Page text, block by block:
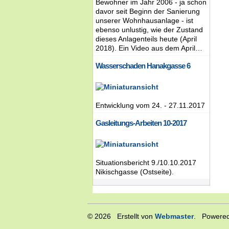
Bewohner im Jahr 2006 - ja schon
davor seit Beginn der Sanierung
unserer Wohnhausanlage - ist
ebenso unlustig, wie der Zustand
dieses Anlagenteils heute (April
2018). Ein Video aus dem April…
Wasserschaden Hanakgasse 6
Entwicklung vom 24. - 27.11.2017
Gasleitungs-Arbeiten 10-2017
Situationsbericht 9./10.10.2017
Nikischgasse (Ostseite).
© 2026 Erstellt von Webmaster.